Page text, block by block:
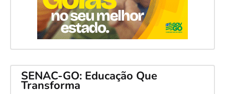
SENAC-GO: Educação Que
Transforma